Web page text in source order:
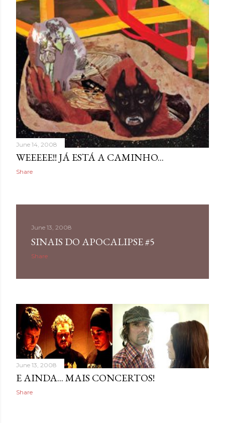
June 14, 2008
WEEEEE!! JÁ ESTÁ A CAMINHO...
Share
June 13, 2008
SINAIS DO APOCALIPSE #5
Share
June 13, 2008
E AINDA... MAIS CONCERTOS!
Share